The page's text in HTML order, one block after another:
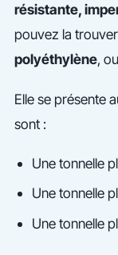
résistante,
pouvez la
polyéthylène, ou
Elle se présente
sont :
Une tonnelle
Une tonnelle
Une tonnelle